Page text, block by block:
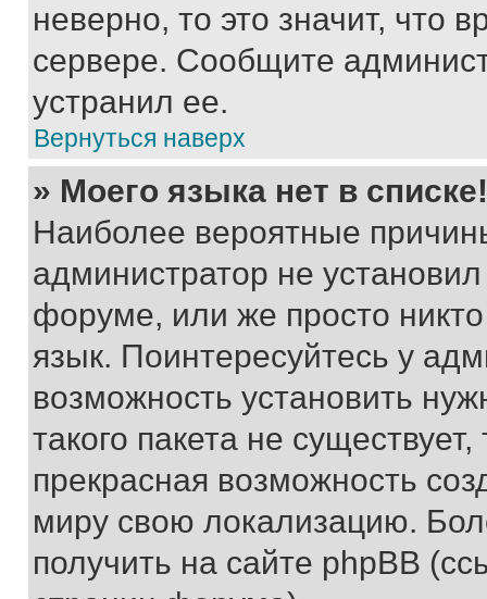
неверно, то это значит, что
сервере. Сообщите
устранил ее.
Вернуться наверх
» Моего языка нет в списке!
Наиболее вероятные
администратор не
форуме, или же просто
язык. Поинтересуйтесь у
возможность установить
такого пакета не
прекрасная возможность
миру свою локализацию.
получить на сайте phpBB